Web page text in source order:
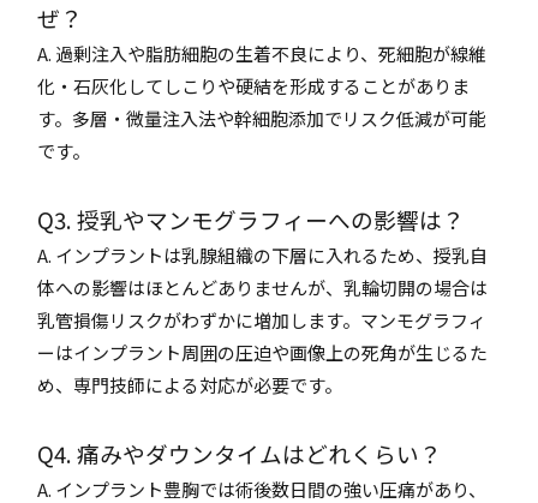
ぜ？
A. 過剰注入や脂肪細胞の生着不良により、死細胞が線維
化・石灰化してしこりや硬結を形成することがありま
す。多層・微量注入法や幹細胞添加でリスク低減が可能
です。
Q3. 授乳やマンモグラフィーへの影響は？
A. インプラントは乳腺組織の下層に入れるため、授乳自
体への影響はほとんどありませんが、乳輪切開の場合は
乳管損傷リスクがわずかに増加します。マンモグラフィ
ーはインプラント周囲の圧迫や画像上の死角が生じるた
め、専門技師による対応が必要です。
Q4. 痛みやダウンタイムはどれくらい？
A. インプラント豊胸では術後数日間の強い圧痛があり、